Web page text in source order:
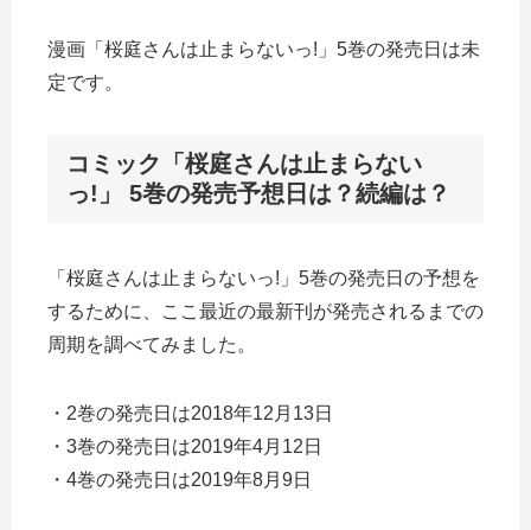
漫画「桜庭さんは止まらないっ!」5巻の発売日は未
定です。
コミック「桜庭さんは止まらない
っ!」 5巻の発売予想日は？続編は？
「桜庭さんは止まらないっ!」5巻の発売日の予想を
するために、ここ最近の最新刊が発売されるまでの
周期を調べてみました。
・2巻の発売日は2018年12月13日
・3巻の発売日は2019年4月12日
・4巻の発売日は2019年8月9日